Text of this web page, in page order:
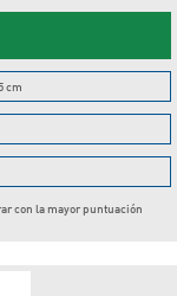
cm
con la mayor puntuación